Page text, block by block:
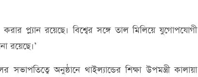
প্ল্যান রয়েছে। বিশ্বের সঙ্গে তাল মিলিয়ে যুগোপযোগী
রয়েছে।’
অনুষ্ঠানে থাইল্যান্ডের শিক্ষা উপমন্ত্রী কালায়া